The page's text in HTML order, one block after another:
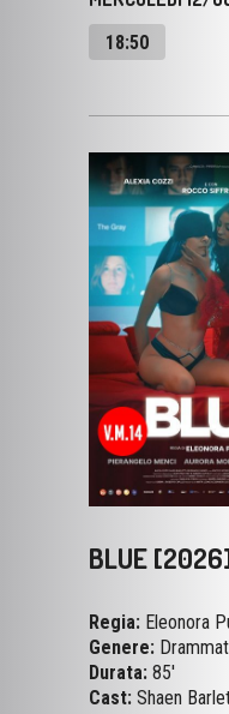
BLUE
Regia:Eleonora
Durata:85'
Cast:Shaen
Menci